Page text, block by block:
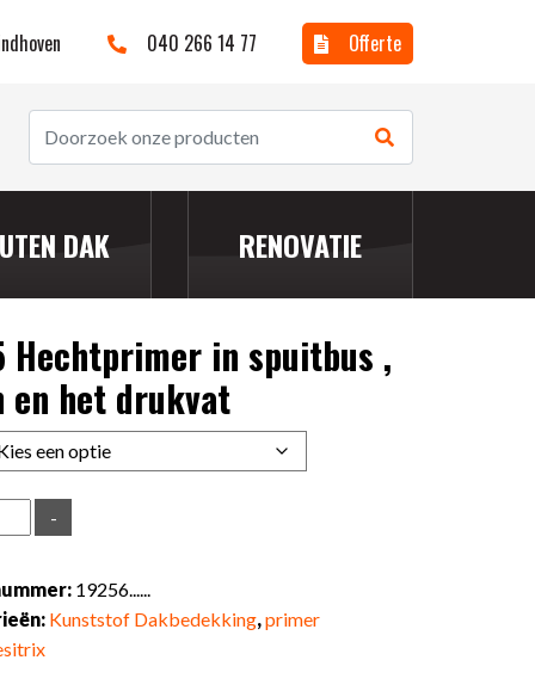
040 266 14 77 Offerte
DAK RENOVATIE
Hechtprimer in spuitbus ,
en het drukvat
-
19256......
Kunststof Dakbedekking,primer